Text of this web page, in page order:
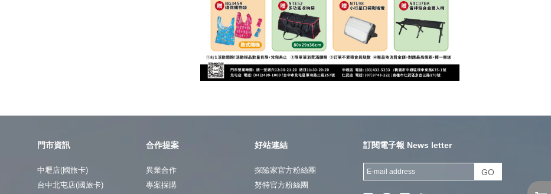
門市資訊
中壢店(國旅卡)
台中北屯店(國旅卡)
合作提案
異業合作
專案採購
好站連結
探險家官方粉絲團
努特官方粉絲團
訂閱電子報 News letter
GO